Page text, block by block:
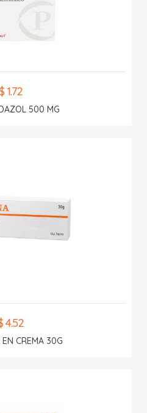
1.72
500 MG
4.52
CREMA 30G